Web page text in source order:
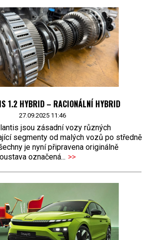
1.2 HYBRID – RACIONÁLNÍ HYBRID
27.09.2025 11:46
jsou zásadní vozy různých
segmenty od malých vozů po středně
je nyní připravena originálně
označená... >>